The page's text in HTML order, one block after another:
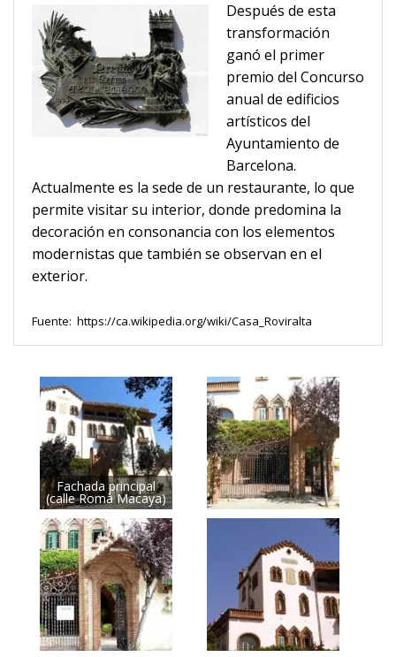
Después de esta
transformación
ganó el primer
premio del Concurso
anual de edificios
artísticos del
Ayuntamiento de
Barcelona.
Actualmente es la sede de un restaurante, lo que
permite visitar su interior, donde predomina la
decoración en consonancia con los elementos
modernistas que también se observan en el
exterior.
Fuente: https://ca.wikipedia.org/wiki/Casa_Roviralta
Fachada principal
(calle Romà Macaya)